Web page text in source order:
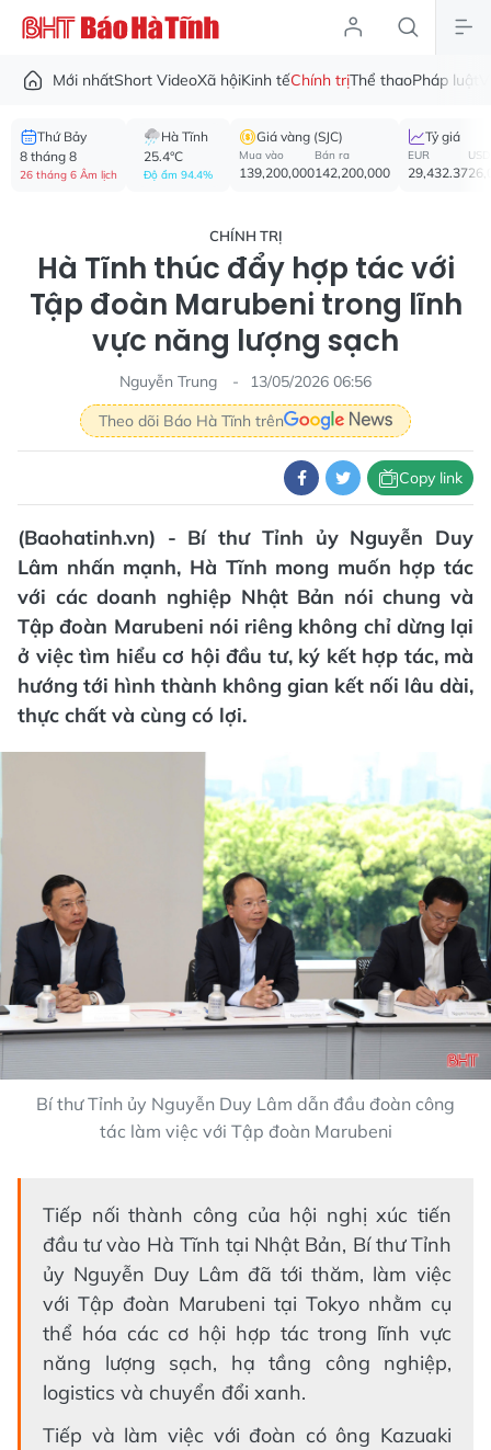
Mới nhấtShort VideoXã hộiKinh tếChính trịThể thaoPháp luật
Thứ Bảy
8 tháng 8
26 tháng 6 Âm lịch
Hà Tĩnh
25.4°C
Độ ẩm 94.4%
Giá vàng (SJC)
Mua vào
139,200,000
Bán ra
142,200,000
Tỷ giá
EUR
29,432.37
USD
CHÍNH TRỊ
Hà Tĩnh thúc đẩy hợp tác với
Tập đoàn Marubeni trong lĩnh
vực năng lượng sạch
Nguyễn Trung
13/05/2026 06:56
Theo dõi Báo Hà Tĩnh trên
Copy link
(Baohatinh.vn) - Bí thư Tỉnh ủy Nguyễn Duy
Lâm nhấn mạnh, Hà Tĩnh mong muốn hợp tác
với các doanh nghiệp Nhật Bản nói chung và
Tập đoàn Marubeni nói riêng không chỉ dừng lại
ở việc tìm hiểu cơ hội đầu tư, ký kết hợp tác, mà
hướng tới hình thành không gian kết nối lâu dài,
thực chất và cùng có lợi.
Bí thư Tỉnh ủy Nguyễn Duy Lâm dẫn đầu đoàn công
tác làm việc với Tập đoàn Marubeni
Tiếp nối thành công của hội nghị xúc tiến
đầu tư vào Hà Tĩnh tại Nhật Bản, Bí thư Tỉnh
ủy Nguyễn Duy Lâm đã tới thăm, làm việc
với Tập đoàn Marubeni tại Tokyo nhằm cụ
thể hóa các cơ hội hợp tác trong lĩnh vực
năng lượng sạch, hạ tầng công nghiệp,
logistics và chuyển đổi xanh.
Tiếp và làm việc với đoàn có ông Kazuaki